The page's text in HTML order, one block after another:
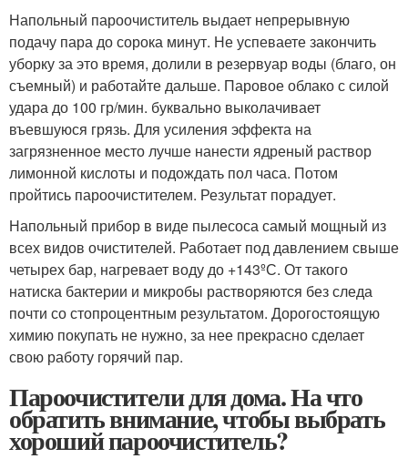
Напольный пароочиститель выдает непрерывную
подачу пара до сорока минут. Не успеваете закончить
уборку за это время, долили в резервуар воды (благо, он
съемный) и работайте дальше. Паровое облако с силой
удара до 100 гр/мин. буквально выколачивает
въевшуюся грязь. Для усиления эффекта на
загрязненное место лучше нанести ядреный раствор
лимонной кислоты и подождать пол часа. Потом
пройтись пароочистителем. Результат порадует.
Напольный прибор в виде пылесоса самый мощный из
всех видов очистителей. Работает под давлением свыше
четырех бар, нагревает воду до +143ºС. От такого
натиска бактерии и микробы растворяются без следа
почти со стопроцентным результатом. Дорогостоящую
химию покупать не нужно, за нее прекрасно сделает
свою работу горячий пар.
Пароочистители для дома. На что
обратить внимание, чтобы выбрать
хороший пароочиститель?